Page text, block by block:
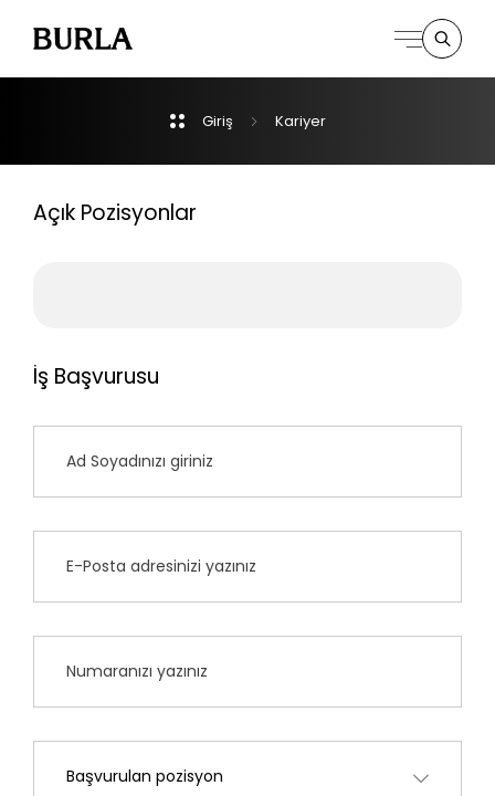
Derpartmanlar
Giriş Kariyer
İş Başvurusu
Açık Pozisyonlar